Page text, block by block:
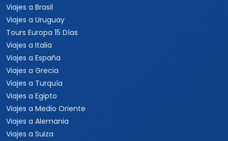
Viajes a Brasil
Viajes a Uruguay
Tours Europa 15 Días
Viajes a Italia
Viajes a España
Viajes a Grecia
Viajes a Turquía
Viajes a Egipto
Viajes a Medio Oriente
Viajes a Alemania
Viajes a Suiza